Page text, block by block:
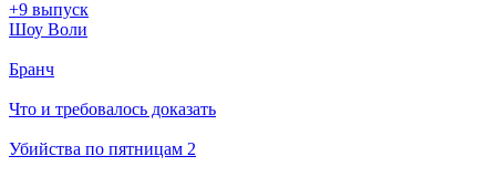
+9 выпуск
Шоу Воли
Бранч
Что и требовалось доказать
Убийства по пятницам 2